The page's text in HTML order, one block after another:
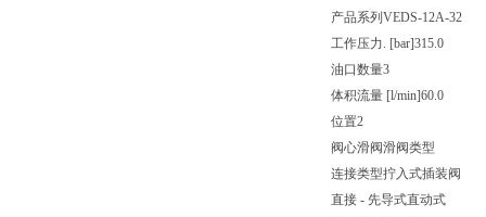
产品系列 VEDS-12A-32
工作压力. [bar]315.0
油口数量3
体积流量 [l/min]60.0
位置2
阀心滑阀滑阀类型
连接类型拧入式插装阀
直接 - 先导式直动式